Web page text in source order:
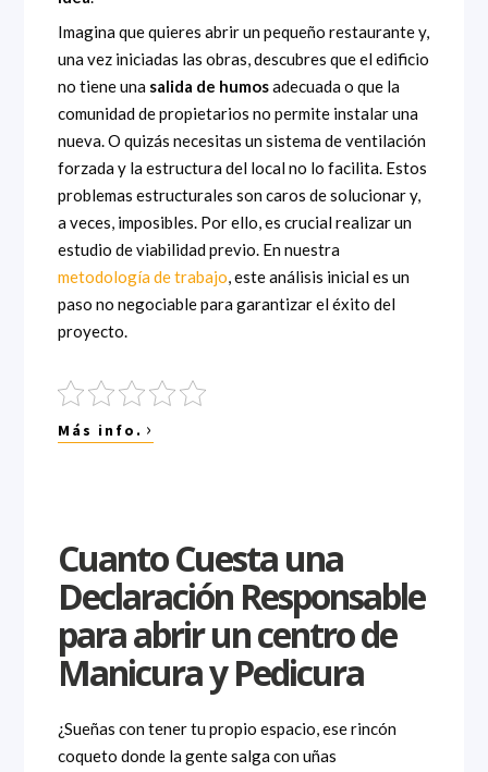
Imagina que quieres abrir un pequeño restaurante y,
una vez iniciadas las obras, descubres que el edificio
no tiene una salida de humosadecuada o que la
comunidad de propietarios no permite instalar una
nueva. O quizás necesitas un sistema de ventilación
forzada y la estructura del local no lo facilita. Estos
problemas estructurales son caros de solucionar y,
a veces, imposibles. Por ello, es crucial realizar un
estudio de viabilidad previo. En nuestra
metodología de trabajo, este análisis inicial es un
paso no negociable para garantizar el éxito del
proyecto.
Más info. ›
Cuanto Cuesta una
Declaración Responsable
para abrir un centro de
Manicura y Pedicura
¿Sueñas con tener tu propio espacio, ese rincón
coqueto donde la gente salga con uñas